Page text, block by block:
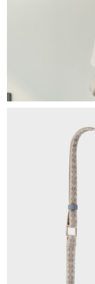
2.基於同意付款使
資料（包含姓名、
由本公司與您本人
3.完整用戶服務條
每筆NT$80，滿
每筆NT$80，滿
每筆NT$100，滿
每筆NT$100，滿
付款後門市自取
海外順豐配送